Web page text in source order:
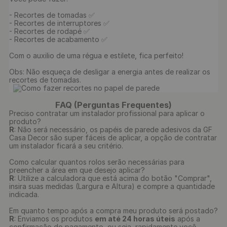
- Recortes de tomadas ✅
- Recortes de interruptores ✅
- Recortes de rodapé ✅
- Recortes de acabamento ✅
Com o auxilio de uma régua e estilete, fica perfeito!
Obs: Não esqueça de desligar a energia antes de realizar os
recortes de tomadas.
FAQ (Perguntas Frequentes)
Preciso contratar um instalador profissional para aplicar o
produto?
R: Não será necessário, os papéis de parede adesivos da GF
Casa Decor são super fáceis de aplicar, a opção de contratar
um instalador ficará a seu critério.
Como calcular quantos rolos serão necessárias para
preencher a área em que desejo aplicar?
R: Utilize a calculadora que está acima do botão "Comprar",
insira suas medidas (Largura e Altura) e compre a quantidade
indicada.
Em quanto tempo após a compra meu produto será postado?
R: Enviamos os produtos em até 24 horas úteis após a